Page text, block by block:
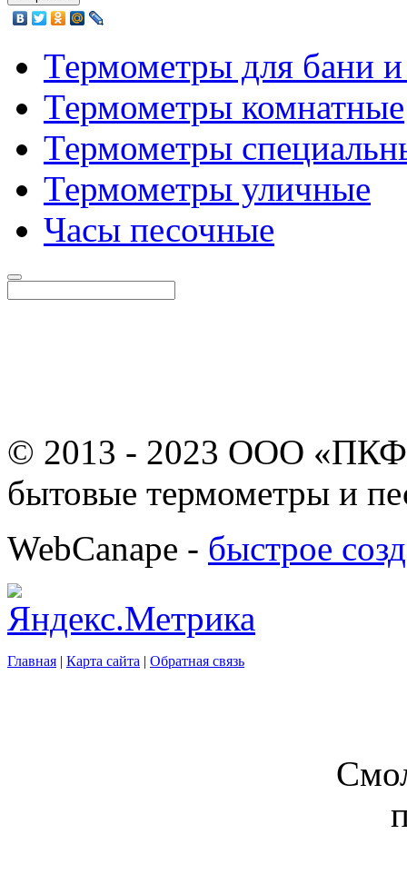
Термометры для бани
Термометры комнатные
Термометры
Термометры уличные
Часы песочные
© 2013 - 2023 ООО «ПКФ
бытовые термометры и
WebCanape - быстрое
Главная | Карта сайта | Обратная связь